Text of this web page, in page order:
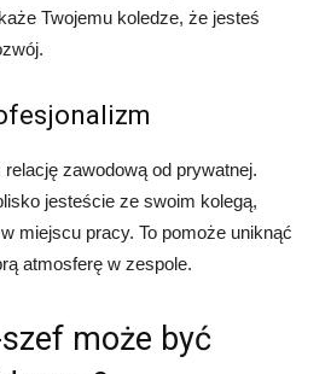
Twojemu koledze, że jesteś
zawodową od prywatnej.
jesteście ze swoim kolegą,
miejscu pracy. To pomoże uniknąć
atmosferę w zespole.
może być